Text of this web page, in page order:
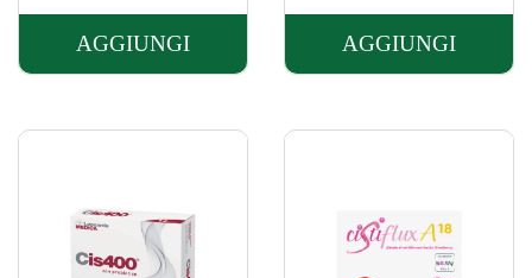
AGGIUNGI
AGGIUNGI ACIDIF
AGGIUNGI
AGGIUNGI